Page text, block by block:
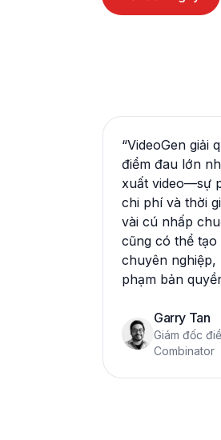
“VideoGen giải
điểm đau lớn
xuất video—sự
chi phí và thời
vài cú nhấp
cũng có thể tạo
chuyên nghiệp,
phạm bản
Garry Tan
Giám đốc
Combinator